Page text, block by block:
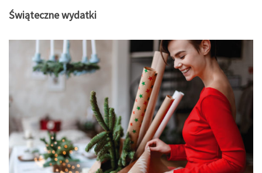
Świąteczne wydatki